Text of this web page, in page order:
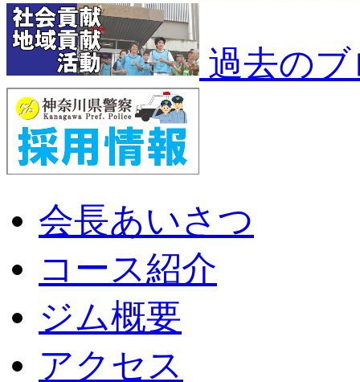
過去の
会長あいさつ
コース紹介
ジム概要
アクセス